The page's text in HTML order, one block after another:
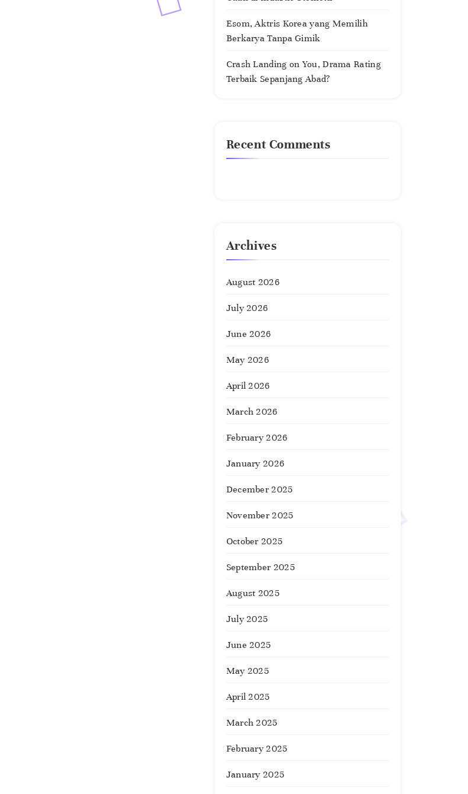
Esom, Aktris Korea yang Memilih
Berkarya Tanpa Gimik
Crash Landing on You, Drama Rating
Terbaik Sepanjang Abad?
Recent Comments
Archives
August 2026
July 2026
June 2026
May 2026
April 2026
March 2026
February 2026
January 2026
December 2025
November 2025
October 2025
September 2025
August 2025
July 2025
June 2025
May 2025
April 2025
March 2025
February 2025
January 2025